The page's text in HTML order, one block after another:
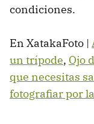
condiciones.
En XatakaFoto |
un trípode, Ojo
que necesitas
fotografiar por